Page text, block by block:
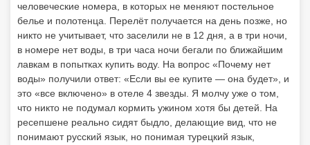
человеческие номера, в которых не меняют постельное
белье и полотенца. Перелёт получается на день позже, но
никто не учитывает, что заселили не в 12 дня, а в три ночи,
в номере нет воды, в три часа ночи бегали по ближайшим
лавкам в попытках купить воду. На вопрос «Почему нет
воды» получили ответ: «Если вы ее купите — она будет», и
это «все включено» в отеле 4 звезды. Я молчу уже о том,
что никто не подумал кормить ужином хотя бы детей. На
ресепшене реально сидят быдло, делающие вид, что не
понимают русский язык, но понимая турецкий язык,